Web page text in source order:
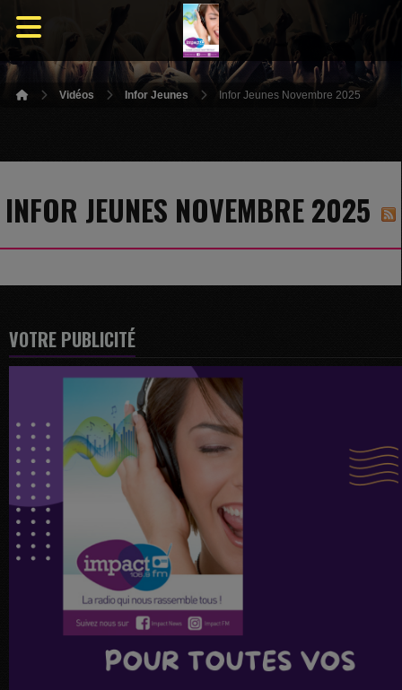
Vidéos Infor Jeunes Infor Jeunes Novembre 2025
INFOR JEUNES NOVEMBRE 2025
VOTRE PUBLICITÉ